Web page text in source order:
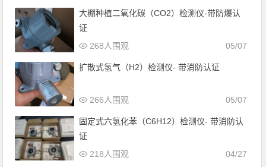
大棚种植二氧化碳（CO2）检测仪-带防爆认
证
05/07
268人围观
扩散式氢气（H2）检测仪- 带消防认证
05/07
266人围观
固定式六氢化苯（C6H12）检测仪- 带消防认
证
04/27
218人围观